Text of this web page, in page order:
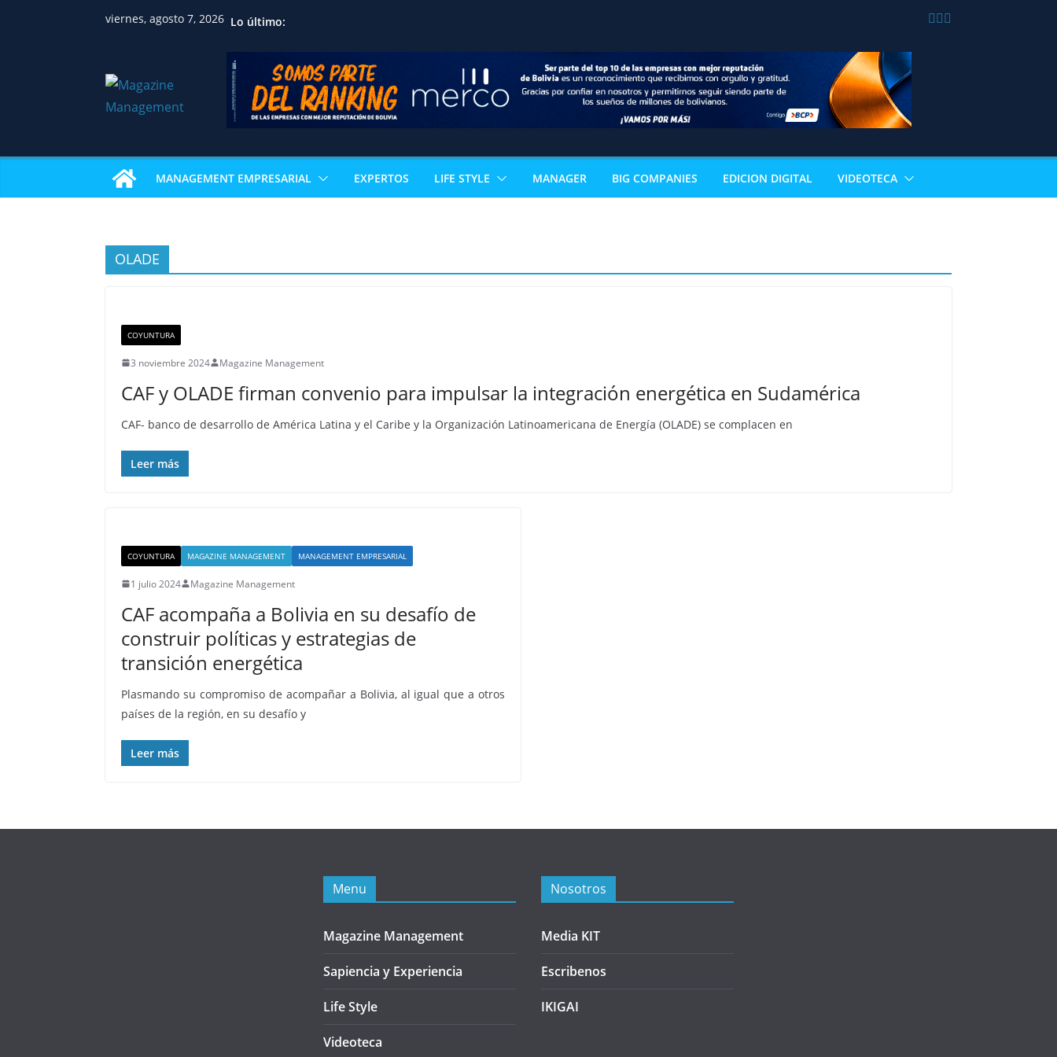
viernes, agosto 7, 2026 Lo último:
MANAGEMENT EMPRESARIAL EXPERTOS LIFE STYLE MANAGER BIG COMPANIES EDICION DIGITAL VIDEOTECA
OLADE
COYUNTURA
3 noviembre 2024 Magazine Management
CAF y OLADE firman convenio para impulsar la integración energética en Sudamérica
CAF- banco de desarrollo de América Latina y el Caribe y la Organización Latinoamericana de Energía (OLADE) se complacen en
Leer más
COYUNTURA MAGAZINE MANAGEMENT MANAGEMENT EMPRESARIAL
1 julio 2024 Magazine Management
CAF acompaña a Bolivia en su desafío de
construir políticas y estrategias de
transición energética
Plasmando su compromiso de acompañar a Bolivia, al igual que a otros
países de la región, en su desafío y
Leer más
Menu
Magazine Management
Sapiencia y Experiencia
Life Style
Videoteca
Nosotros
Media KIT
Escribenos
IKIGAI